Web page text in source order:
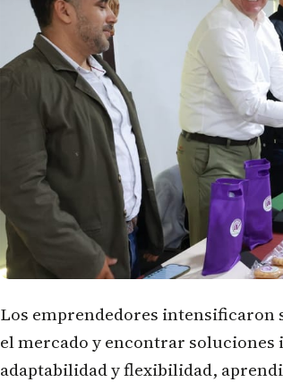
Los emprendedores
el mercado y encontrar
adaptabilidad y flexibilidad,